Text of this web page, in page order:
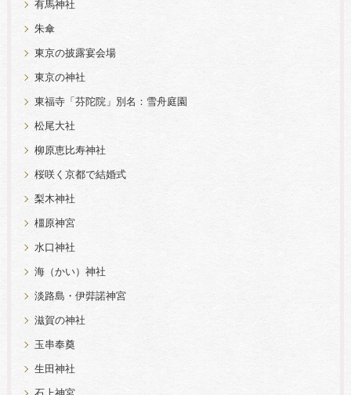
有馬神社
朱傘
東京の披露宴会場
東京の神社
東福寺「芬陀院」別名：雪舟庭園
松尾大社
柳原恵比寿神社
桜咲く京都で結婚式
梨木神社
橿原神宮
水口神社
海（かい）神社
淡路島・伊弉諾神宮
滋賀の神社
玉串奉奠
生田神社